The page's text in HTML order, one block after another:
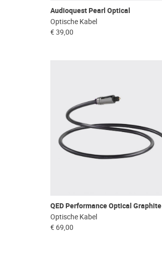
Audioquest Pearl Optical
Optische Kabel
€ 39,00
QED Performance Optical Graphite
Optische Kabel
€ 69,00